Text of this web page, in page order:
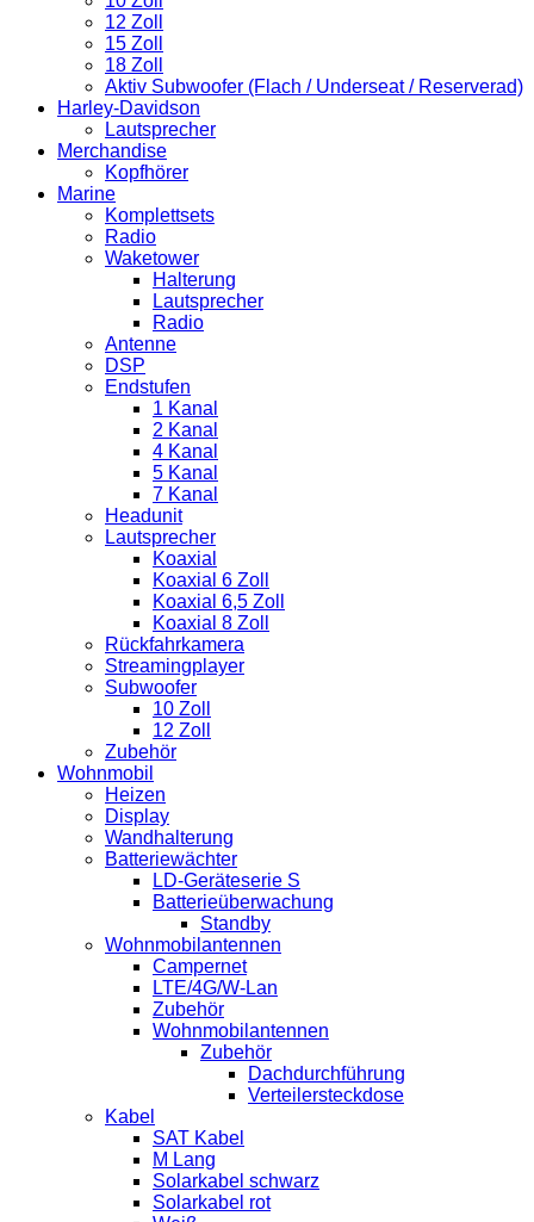
12 Zoll
15 Zoll
18 Zoll
Aktiv Subwoofer (Flach / Underseat / Reserverad)
Harley-Davidson
Lautsprecher
Merchandise
Kopfhörer
Marine
Komplettsets
Radio
Waketower
Halterung
Lautsprecher
Radio
Antenne
DSP
Endstufen
1 Kanal
2 Kanal
4 Kanal
5 Kanal
7 Kanal
Headunit
Lautsprecher
Koaxial
Koaxial 6 Zoll
Koaxial 6,5 Zoll
Koaxial 8 Zoll
Rückfahrkamera
Streamingplayer
Subwoofer
10 Zoll
12 Zoll
Zubehör
Wohnmobil
Heizen
Display
Wandhalterung
Batteriewächter
LD-Geräteserie S
Batterieüberwachung
Standby
Wohnmobilantennen
Campernet
LTE/4G/W-Lan
Zubehör
Wohnmobilantennen
Zubehör
Dachdurchführung
Verteilersteckdose
Kabel
SAT Kabel
M Lang
Solarkabel schwarz
Solarkabel rot